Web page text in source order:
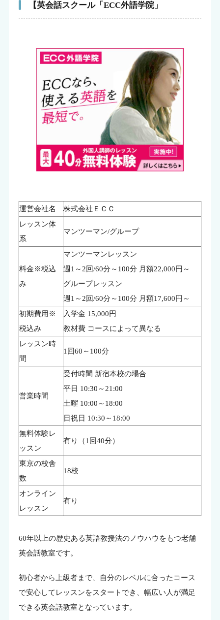
【英会話スクール「ECC外語学院」
運営会社名
株式会社ＥＣＣ
レッスン体
系
マンツーマン/グループ
料金※税込
み
マンツーマンレッスン
週1～2回/60分～100分 月額22,000円～
グループレッスン
週1～2回/60分～100分 月額17,600円～
初期費用※
税込み
入学金 15,000円
教材費 コースによって異なる
レッスン時
間
1回60～100分
営業時間
受付時間 新宿本校の場合
平日 10:30～21:00
土曜 10:00～18:00
日祝日 10:30～18:00
無料体験レ
ッスン
有り（1回40分）
東京の校舎
数
18校
オンライン
レッスン
有り
60年以上の歴史ある英語教授法のノウハウをもつ老舗
英会話教室です。
初心者から上級者まで、自分のレベルに合ったコース
で安心してレッスンをスタートでき、幅広い人が満足
できる英会話教室となっています。